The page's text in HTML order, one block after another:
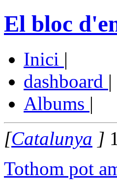
El bloc
Inici |
dashboard |
Albums |
[Catalunya ]
Tothom pot